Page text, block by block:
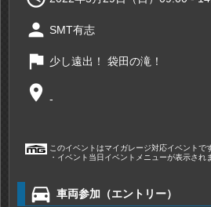
person SMT有志
flag 少し遠出！ 袋田の滝！
place -
このイベントはマイガレージ対応イベントです
・イベント当日イベントメニューが表示され
directions_car 車両参加（エントリー）